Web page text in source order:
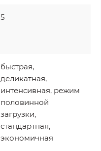
5
быстрая,
деликатная,
интенсивная, режим
половинной
загрузки,
стандартная,
экономичная